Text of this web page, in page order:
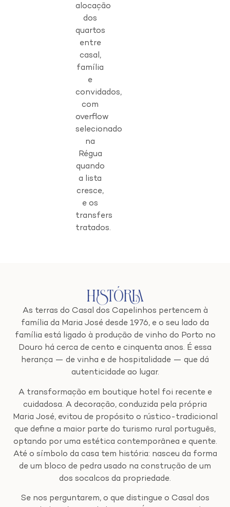
alocação
dos
quartos
entre
casal,
família
e
convidados,
com
overflow
selecionado
na
Régua
quando
a lista
cresce,
e os
transfers
tratados.
História
As terras do Casal dos Capelinhos pertencem à
família da Maria José desde 1976, e o seu lado da
família está ligado à produção de vinho do Porto no
Douro há cerca de cento e cinquenta anos. É essa
herança — de vinha e de hospitalidade — que dá
autenticidade ao lugar.
A transformação em boutique hotel foi recente e
cuidadosa. A decoração, conduzida pela própria
Maria José, evitou de propósito o rústico-tradicional
que define a maior parte do turismo rural português,
optando por uma estética contemporânea e quente.
Até o símbolo da casa tem história: nasceu da forma
de um bloco de pedra usado na construção de um
dos socalcos da propriedade.
Se nos perguntarem, o que distingue o Casal dos